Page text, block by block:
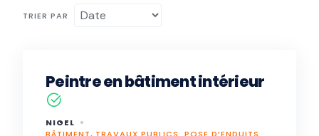
TRIER PAR
Peintre en bâtiment intérieur
NIGEL